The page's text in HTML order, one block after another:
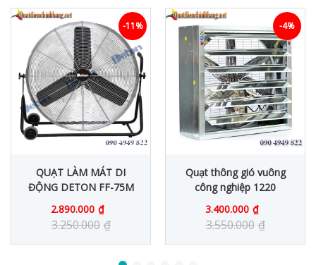
QUẠT LÀM MÁT DI
ĐỘNG DETON FF-75M
2.890.000 ₫
3.250.000 ₫
-11%
Quạt thông gió vuông
công nghiệp 1220
3.400.000 ₫
3.550.000 ₫
-4%